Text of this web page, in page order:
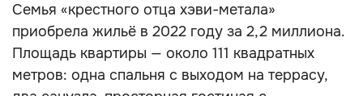
Семья «крестного отца хэви-метала»
приобрела жильё в 2022 году за 2,2 миллиона.
Площадь квартиры — около 111 квадратных
метров: одна спальня с выходом на террасу,